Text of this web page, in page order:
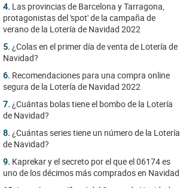
4. Las provincias de Barcelona y Tarragona,
protagonistas del 'spot' de la campaña de
verano de la Lotería de Navidad 2022
5. ¿Colas en el primer día de venta de Lotería de
Navidad?
6. Recomendaciones para una compra online
segura de la Lotería de Navidad 2022
7. ¿Cuántas bolas tiene el bombo de la Lotería
de Navidad?
8. ¿Cuántas series tiene un número de la Lotería
de Navidad?
9. Kaprekar y el secreto por el que el 06174 es
uno de los décimos más comprados en Navidad